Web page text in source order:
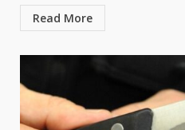
Read More